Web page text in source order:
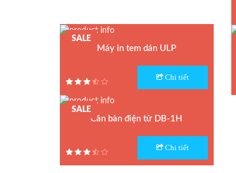
SALE
Máy in tem dán ULP
Model : Máy in nhãn DLP
Hãng sản xuất : CAS
Xuất xứ : Hàn Quốc
Bảo hành: 1 năm
Chi tiết
SALE
Cân bàn điện tử DB-1H
Model : Cân bàn điện tử DB-1H
Hãng sản xuất : CAS
Bảo hành: 1 năm
Chi tiết